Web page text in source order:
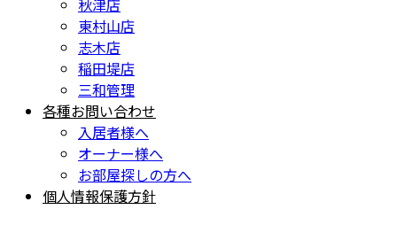
秋津店
東村山店
志木店
稲田堤店
三和管理
各種お問い合わせ
入居者様へ
オーナー様へ
お部屋探しの方へ
個人情報保護方針